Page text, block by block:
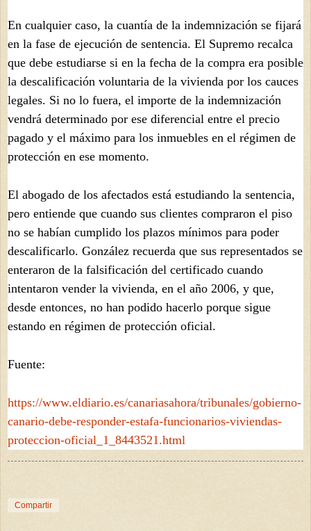
En cualquier caso, la cuantía de la indemnización se fijará
en la fase de ejecución de sentencia. El Supremo recalca
que debe estudiarse si en la fecha de la compra era posible
la descalificación voluntaria de la vivienda por los cauces
legales. Si no lo fuera, el importe de la indemnización
vendrá determinado por ese diferencial entre el precio
pagado y el máximo para los inmuebles en el régimen de
protección en ese momento.
El abogado de los afectados está estudiando la sentencia,
pero entiende que cuando sus clientes compraron el piso
no se habían cumplido los plazos mínimos para poder
descalificarlo. González recuerda que sus representados se
enteraron de la falsificación del certificado cuando
intentaron vender la vivienda, en el año 2006, y que,
desde entonces, no han podido hacerlo porque sigue
estando en régimen de protección oficial.
Fuente:
https://www.eldiario.es/canariasahora/tribunales/gobierno-
canario-debe-responder-estafa-funcionarios-viviendas-
proteccion-oficial_1_8443521.html
Compartir